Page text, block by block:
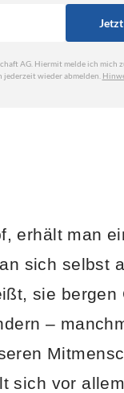
erhält man
sich selbst
sie
–
sich vor